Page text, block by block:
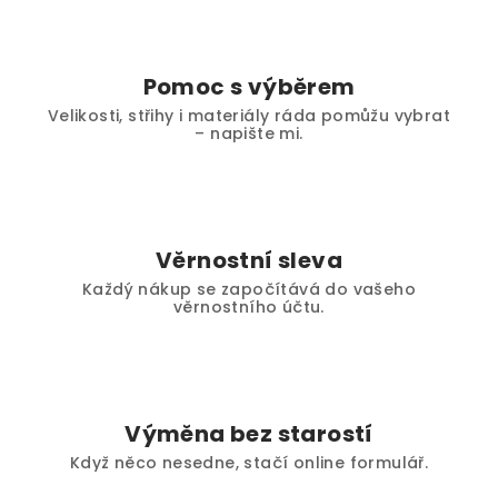
Pomoc s výběrem
Velikosti, střihy i materiály ráda pomůžu vybrat
– napište mi.
Věrnostní sleva
Každý nákup se započítává do vašeho
věrnostního účtu.
Výměna bez starostí
Když něco nesedne, stačí online formulář.